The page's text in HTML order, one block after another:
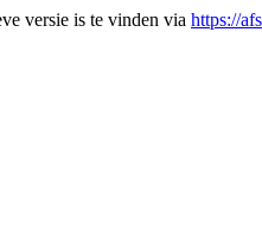
versie is te vinden via https://